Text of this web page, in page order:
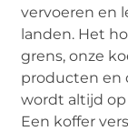
vervoeren en
landen. Het
grens, onze
producten en
wordt altijd
Een koffer